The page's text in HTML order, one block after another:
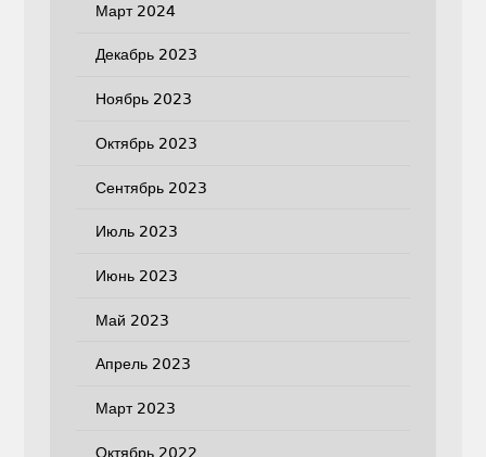
Март 2024
Декабрь 2023
Ноябрь 2023
Октябрь 2023
Сентябрь 2023
Июль 2023
Июнь 2023
Май 2023
Апрель 2023
Март 2023
Октябрь 2022